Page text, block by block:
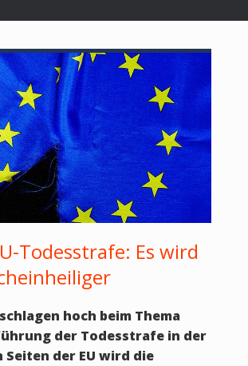
Todesstrafe: Es wird
hoch beim Thema
der Todesstrafe in der
Seiten der EU wird die